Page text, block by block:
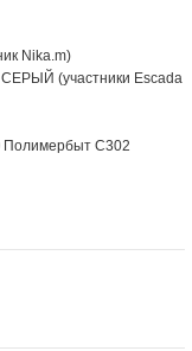
Nika.m)
(участники Escada
С302